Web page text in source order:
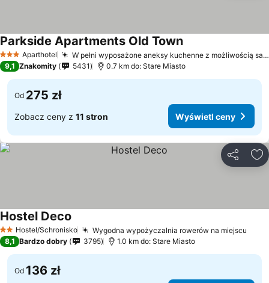
3 KategoriaAparthotel W pełni wyposażone aneksy kuchenne z możliwością samodzielnego przygotowania posiłków
Parkside Apartments Old Town
9,1 Znakomity 5431 0.7 km do: Stare Miasto
Od 275 zł
Zobacz ceny z 11 stron Wyświetl ceny
2 Kategoria
Hostel/Schronisko Wygodna wypożyczalnia rowerów na miejscu
Hostel Deco
8,1 Bardzo dobry 3795 1.0 km do: Stare Miasto
Od 136 zł